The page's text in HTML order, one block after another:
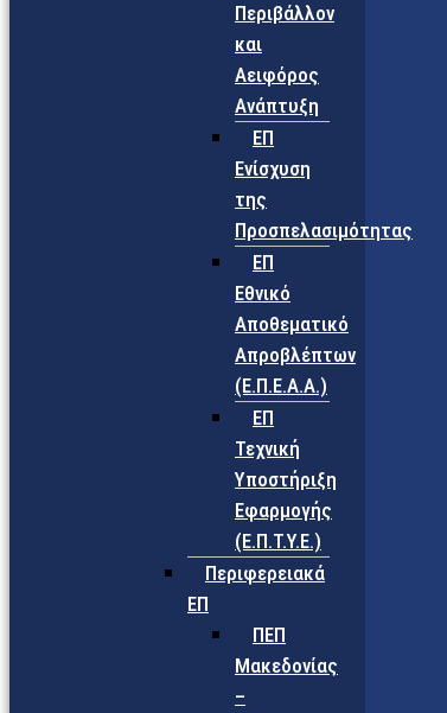
Περιβάλλον
και
Αειφόρος
Ανάπτυξη
ΕΠ
Ενίσχυση
της
Προσπελασιμότητας
ΕΠ
Εθνικό
Αποθεματικό
Απροβλέπτων
(Ε.Π.Ε.Α.Α.)
ΕΠ
Τεχνική
Υποστήριξη
Εφαρμογής
(Ε.Π.Τ.Υ.Ε.)
Περιφερειακά
ΕΠ
ΠΕΠ
Μακεδονίας
–